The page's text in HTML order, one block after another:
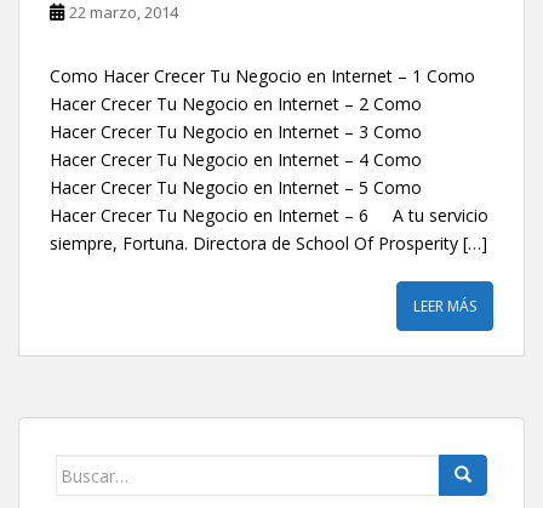
22 marzo, 2014
Como Hacer Crecer Tu Negocio en Internet – 1 Como
Hacer Crecer Tu Negocio en Internet – 2 Como
Hacer Crecer Tu Negocio en Internet – 3 Como
Hacer Crecer Tu Negocio en Internet – 4 Como
Hacer Crecer Tu Negocio en Internet – 5 Como
Hacer Crecer Tu Negocio en Internet – 6 A tu servicio
siempre, Fortuna. Directora de School Of Prosperity […]
LEER MÁS
Buscar: